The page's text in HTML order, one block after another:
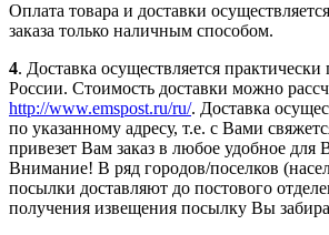
Оплата товара и доставки
заказа только наличным способом.
4. Доставка осуществляется
России. Стоимость доставки можно
http://www.emspost.ru/ru/. Доставка
по указанному адресу, т.е. с Вами
привезет Вам заказ в любое удобное для
Внимание! В ряд городов/поселков
посылки доставляют до постового
получения извещения посылку Вы